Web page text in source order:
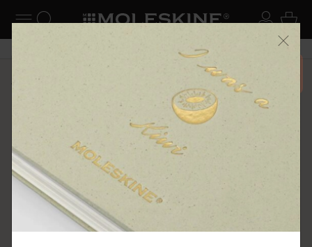
ナビゲーションの切替 ログ
検索 (キーワードなど) カ
6,500円以上のご購入で送料無料 メニ
ーを閉じる
ショップ The Original Notebook